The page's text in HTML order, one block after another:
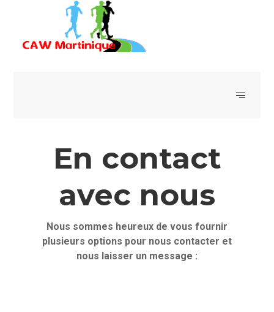
En contact
avec nous
Nous sommes heureux de vous fournir
plusieurs options pour nous contacter et
nous laisser un message :